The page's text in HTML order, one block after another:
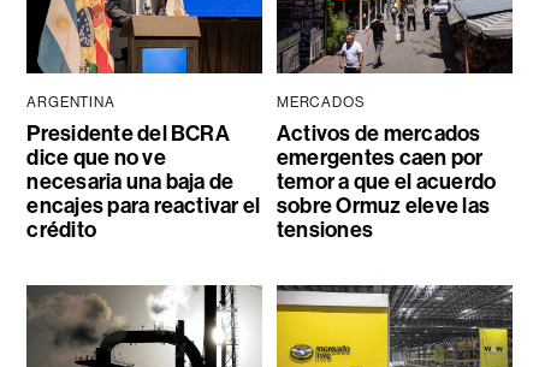
ARGENTINA
Presidente del BCRA
dice que no ve
necesaria una baja de
encajes para reactivar el
crédito
MERCADOS
Activos de mercados
emergentes caen por
temor a que el acuerdo
sobre Ormuz eleve las
tensiones